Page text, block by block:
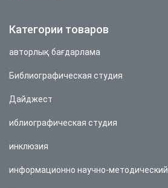
Категории товаров
авторлық бағдарлама
Библиографическая студия
Дайджест
иблиографическая студия
инклюзия
информационно научно-методический